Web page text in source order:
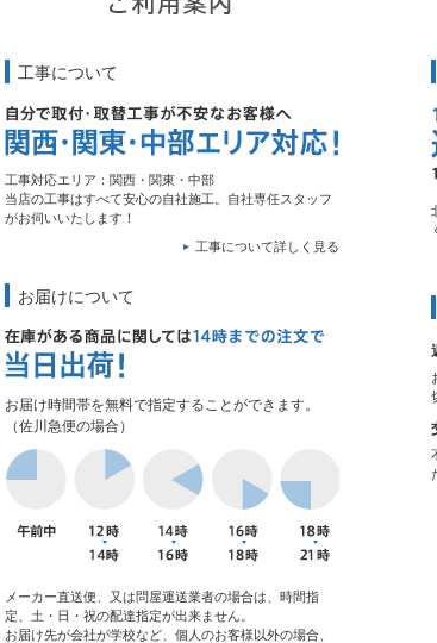
工事について
工事対応エリア：関西・関東・中部
当店の工事はすべて安心の自社施工。自社専任スタッフ
がお伺いいたします！
工事について詳しく見る
お届けについて
お届け時間帯を無料で指定することができます。
（佐川急便の場合）
メーカー直送便、又は問屋運送業者の場合は、時間指
定、土・日・祝の配達指定が出来ません。
お届け先が会社が学校など、個人のお客様以外の場合、